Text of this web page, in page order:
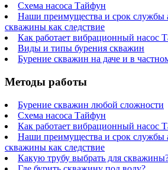
Схема насоса Тайфун
Наши преимущества и срок службы
скважины как следствие
Как работает вибрационный насос
Виды и типы бурения скважин
Бурение скважин на даче и в
Методы работы
Бурение скважин любой сложности
Схема насоса Тайфун
Как работает вибрационный насос
Наши преимущества и срок службы
скважины как следствие
Какую трубу выбрать для